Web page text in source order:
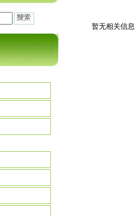
暂无相关信息